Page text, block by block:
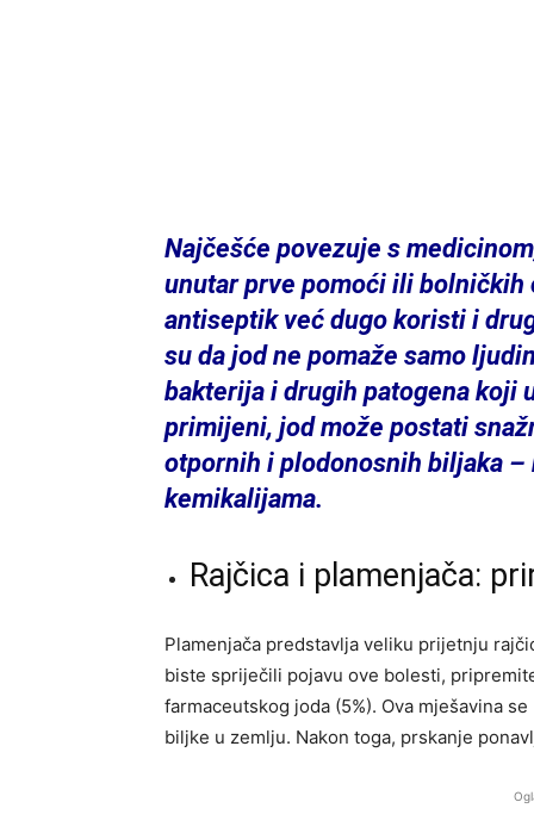
Najčešće povezuje s
unutar prve pomoći ili bolničkih
antiseptik već dugo koristi i
su da jod ne pomaže samo
bakterija i drugih patogena koji
primijeni, jod može postati
otpornih i plodonosnih biljaka
kemikalijama.
Rajčica i plamenjača:
Plamenjača predstavlja veliku prijetnju
biste spriječili pojavu ove bolesti,
farmaceutskog joda (5%). Ova mješavina
biljke u zemlju. Nakon toga, prskanje